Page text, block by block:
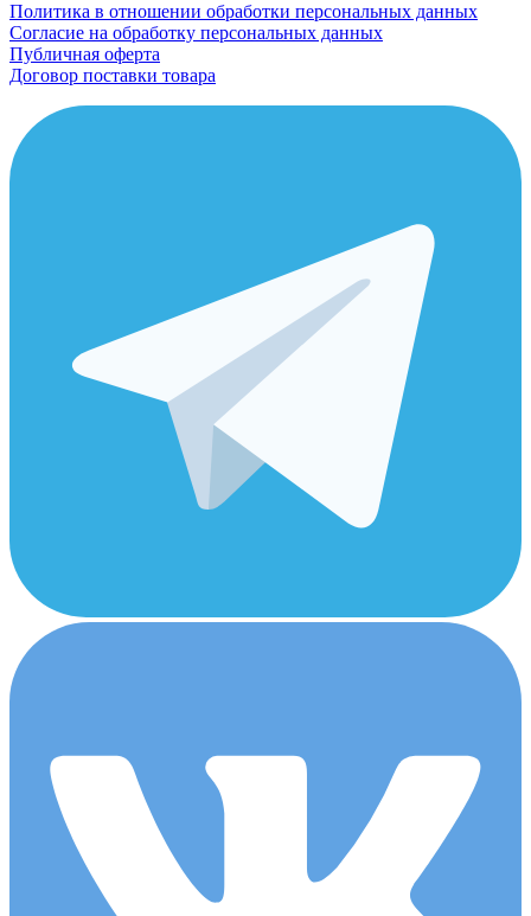
Политика в отношении обработки персональных данных
Согласие на обработку персональных данных
Публичная оферта
Договор поставки товара